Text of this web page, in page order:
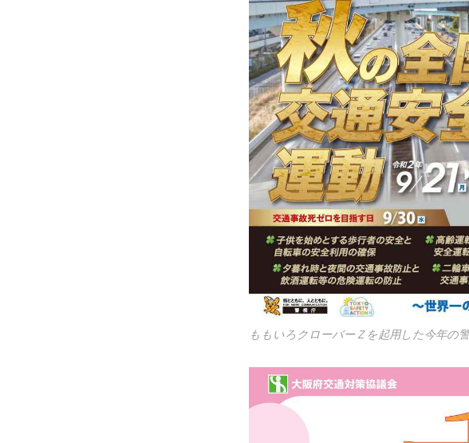
ももいろクローバーＺを起用した今年の